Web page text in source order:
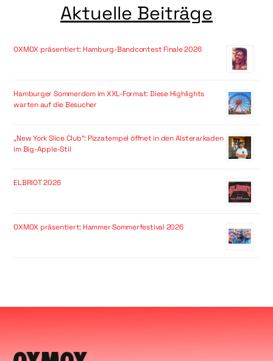
Aktuelle Beiträge
OXMOX präsentiert: Hamburg-Bandcontest Finale 2026
Hamburger Sommerdom im XXL-Format: Diese Highlights
warten auf die Besucher
„New York Slice Club“: Pizzatempel öffnet in den Alsterarkaden
im Big-Apple-Stil
ELBRIOT 2026
OXMOX präsentiert: Hammer Sommerfestival 2026